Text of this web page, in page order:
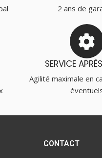
2 ans de
SERVICE
Agilité maximale en
CONTACT